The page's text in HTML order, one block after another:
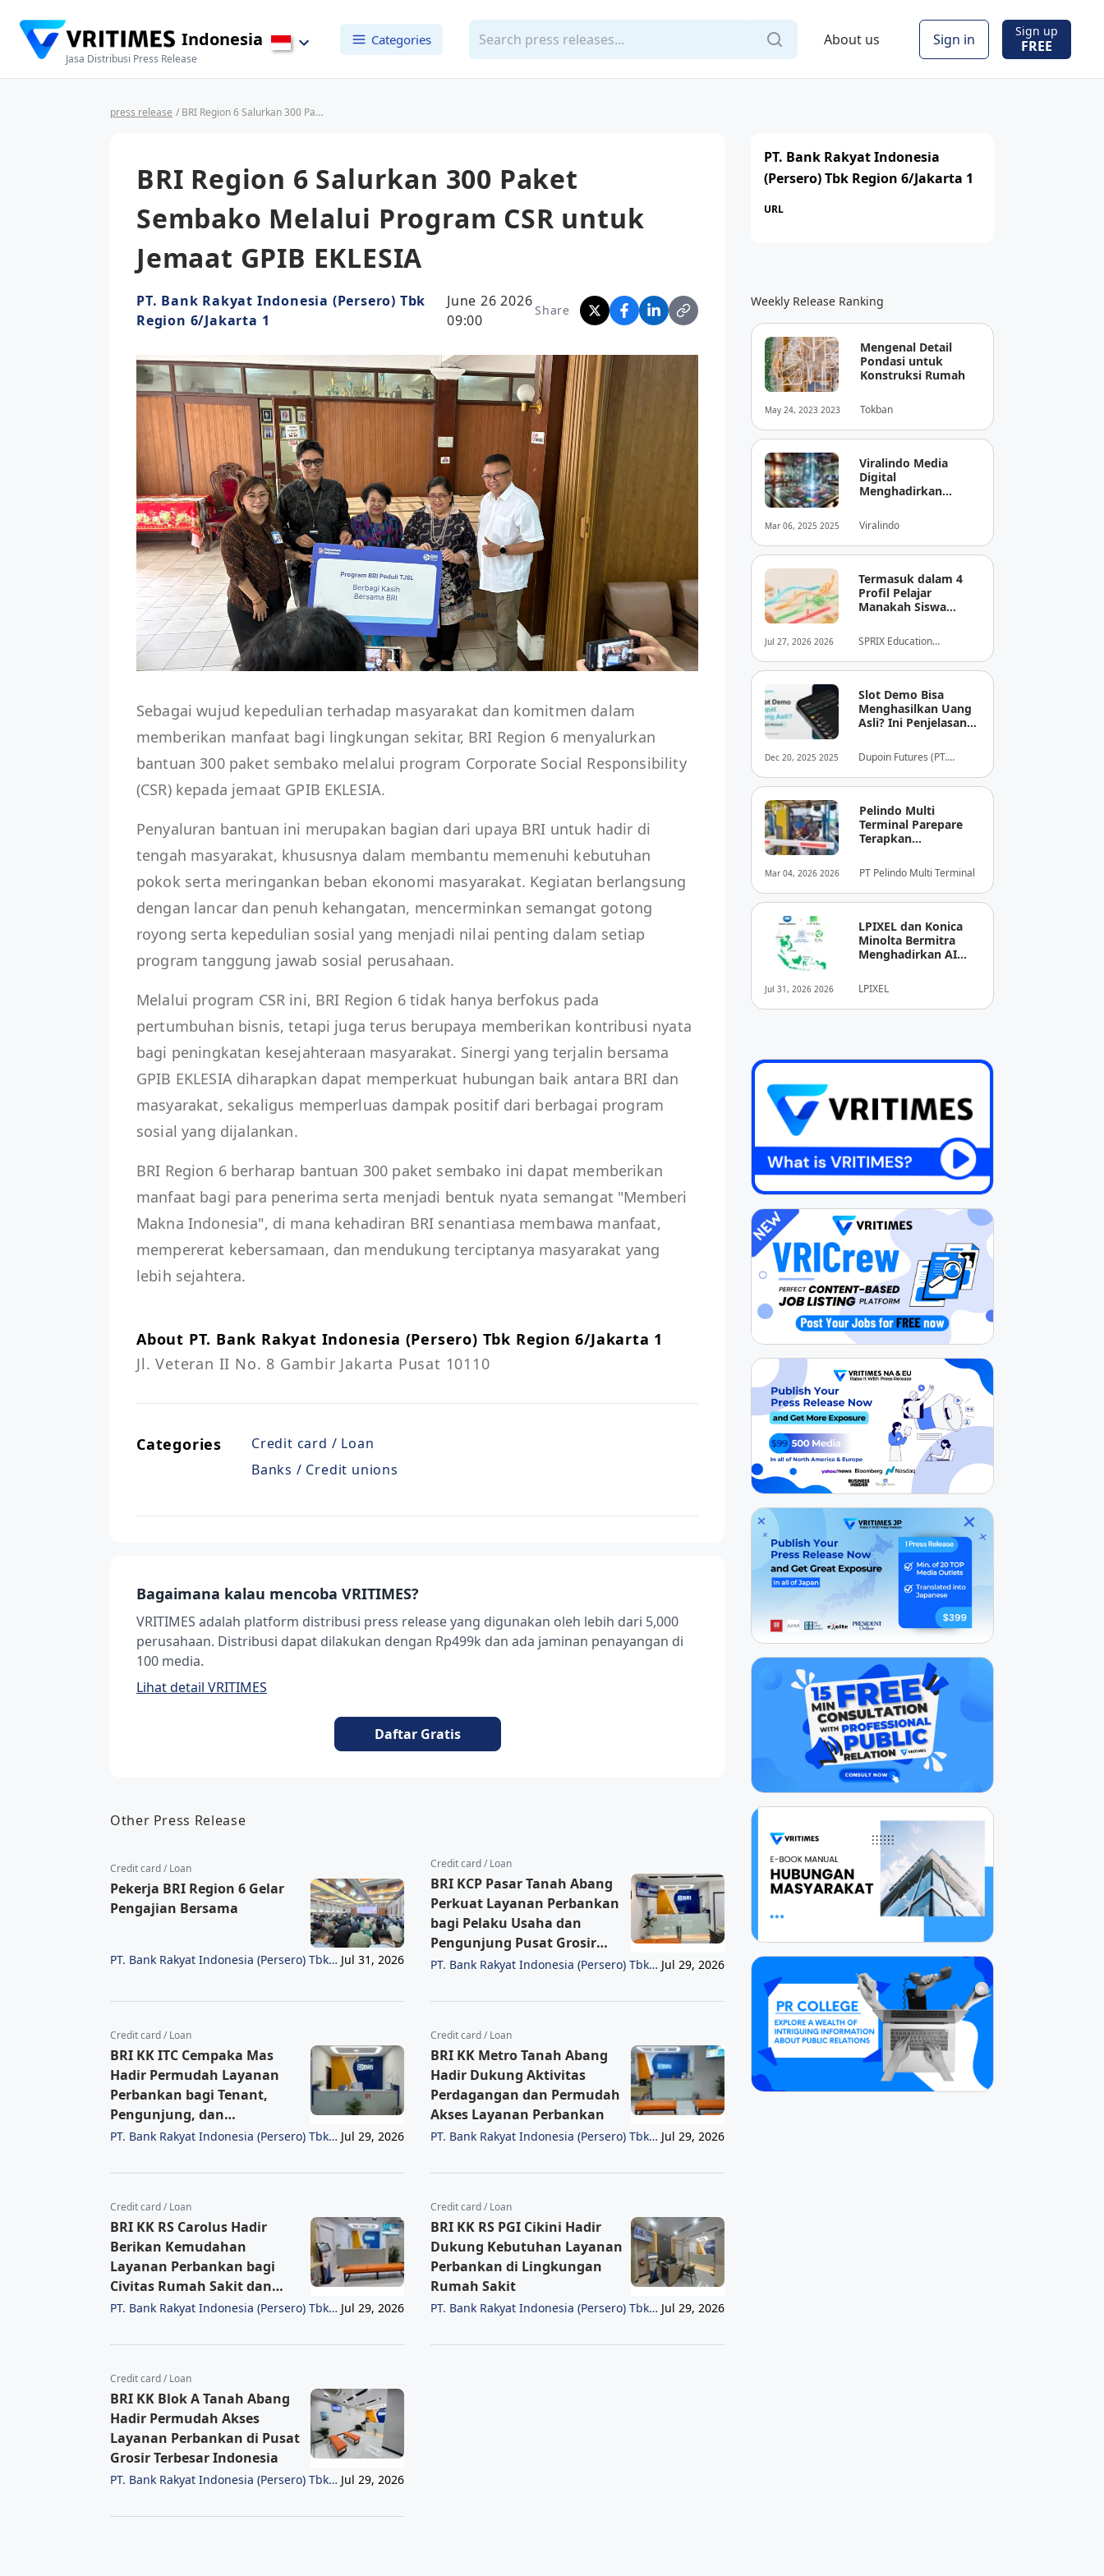
Indonesia
Jasa Distribusi Press Release
Categories About us Sign in Sign up
FREE
press release / BRI Region 6 Salurkan 300 Paket Sembako Melalui Program CSR untuk Jemaat GPIB EKLESIA
BRI Region 6 Salurkan 300 Paket
Sembako Melalui Program CSR untuk
Jemaat GPIB EKLESIA
PT. Bank Rakyat Indonesia (Persero) Tbk
Region 6/Jakarta 1
June 26 2026
09:00
Share
Sebagai wujud kepedulian terhadap masyarakat dan komitmen dalam
memberikan manfaat bagi lingkungan sekitar, BRI Region 6 menyalurkan
bantuan 300 paket sembako melalui program Corporate Social Responsibility
(CSR) kepada jemaat GPIB EKLESIA.
Penyaluran bantuan ini merupakan bagian dari upaya BRI untuk hadir di
tengah masyarakat, khususnya dalam membantu memenuhi kebutuhan
pokok serta meringankan beban ekonomi masyarakat. Kegiatan berlangsung
dengan lancar dan penuh kehangatan, mencerminkan semangat gotong
royong serta kepedulian sosial yang menjadi nilai penting dalam setiap
program tanggung jawab sosial perusahaan.
Melalui program CSR ini, BRI Region 6 tidak hanya berfokus pada
pertumbuhan bisnis, tetapi juga terus berupaya memberikan kontribusi nyata
bagi peningkatan kesejahteraan masyarakat. Sinergi yang terjalin bersama
GPIB EKLESIA diharapkan dapat memperkuat hubungan baik antara BRI dan
masyarakat, sekaligus memperluas dampak positif dari berbagai program
sosial yang dijalankan.
BRI Region 6 berharap bantuan 300 paket sembako ini dapat memberikan
manfaat bagi para penerima serta menjadi bentuk nyata semangat "Memberi
Makna Indonesia", di mana kehadiran BRI senantiasa membawa manfaat,
mempererat kebersamaan, dan mendukung terciptanya masyarakat yang
lebih sejahtera.
About PT. Bank Rakyat Indonesia (Persero) Tbk Region 6/Jakarta 1
Jl. Veteran II No. 8 Gambir Jakarta Pusat 10110
Categories
Credit card / Loan
Banks / Credit unions
Bagaimana kalau mencoba VRITIMES?
VRITIMES adalah platform distribusi press release yang digunakan oleh lebih dari 5,000
perusahaan. Distribusi dapat dilakukan dengan Rp499k dan ada jaminan penayangan di
100 media.
Lihat detail VRITIMES
Daftar Gratis
Other Press Release
Credit card / Loan
Pekerja BRI Region 6 Gelar
Pengajian Bersama
PT. Bank Rakyat Indonesia (Persero) Tbk
Jul 31, 2026
Credit card / Loan
BRI KCP Pasar Tanah Abang
Perkuat Layanan Perbankan
bagi Pelaku Usaha dan
Pengunjung Pusat Grosir
Terbesar di Indonesia
PT. Bank Rakyat Indonesia (Persero) Tbk
Jul 29, 2026
Credit card / Loan
BRI KK ITC Cempaka Mas
Hadir Permudah Layanan
Perbankan bagi Tenant,
Pengunjung, dan
Masyarakat
PT. Bank Rakyat Indonesia (Persero) Tbk
Jul 29, 2026
Credit card / Loan
BRI KK Metro Tanah Abang
Hadir Dukung Aktivitas
Perdagangan dan Permudah
Akses Layanan Perbankan
PT. Bank Rakyat Indonesia (Persero) Tbk
Jul 29, 2026
Credit card / Loan
BRI KK RS Carolus Hadir
Berikan Kemudahan
Layanan Perbankan bagi
Civitas Rumah Sakit dan
Masyarakat
PT. Bank Rakyat Indonesia (Persero) Tbk
Jul 29, 2026
Credit card / Loan
BRI KK RS PGI Cikini Hadir
Dukung Kebutuhan Layanan
Perbankan di Lingkungan
Rumah Sakit
PT. Bank Rakyat Indonesia (Persero) Tbk
Jul 29, 2026
Credit card / Loan
BRI KK Blok A Tanah Abang
Hadir Permudah Akses
Layanan Perbankan di Pusat
Grosir Terbesar Indonesia
PT. Bank Rakyat Indonesia (Persero) Tbk
Jul 29, 2026
PT. Bank Rakyat Indonesia
(Persero) Tbk Region 6/Jakarta 1
URL
Weekly Release Ranking
May 24, 2023 2023
Mengenal Detail
Pondasi untuk
Konstruksi Rumah
Tokban
Mar 06, 2025 2025
Viralindo Media
Digital
Menghadirkan
Dunia Media Digital
Indonesia
Viralindo
Jul 27, 2026 2026
Termasuk dalam 4
Profil Pelajar
Manakah Siswa
Perilaku
Tersembunyi Saat
Ujian Melalui Data
Digital
SPRIX Education
Dec 20, 2025 2025
Slot Demo Bisa
Menghasilkan Uang
Asli? Ini Penjelasan
Dupoin Futures (PT.
Mar 04, 2026 2026
Pelindo Multi
Terminal Parepare
Terapkan
Nontunai di Pintu
Masuk Pelabuhan
Nusantara
PT Pelindo Multi Terminal
Jul 31, 2026 2026
LPIXEL dan Konica
Minolta Bermitra
Menghadirkan AI
Diagnosis Berbasis
Pencitraan Medis
“EIRL” di ASEAN
LPIXEL